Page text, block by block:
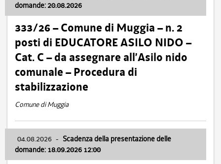
domande: 20.08.2026
333/26 – Comune di Muggia – n. 2
posti di EDUCATORE ASILO NIDO –
Cat. C – da assegnare all’Asilo nido
comunale – Procedura di
stabilizzazione
Comune di Muggia
04.08.2026 - Scadenza della presentazione delle
domande: 18.09.2026 12:00